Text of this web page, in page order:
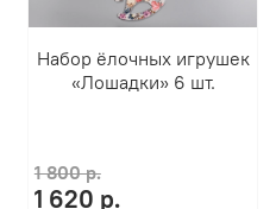
Набор ёлочных игрушек
«Лошадки» 6 шт.
1 800 р.
1 620 р.